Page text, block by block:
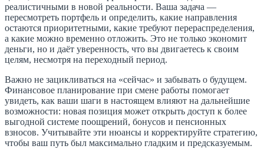
реалистичными в новой реальности. Ваша задача —
пересмотреть портфель и определить, какие направления
остаются приоритетными, какие требуют перераспределения,
а какие можно временно отложить. Это не только экономит
деньги, но и даёт уверенность, что вы двигаетесь к своим
целям, несмотря на переходный период.
Важно не зацикливаться на «сейчас» и забывать о будущем.
Финансовое планирование при смене работы помогает
увидеть, как ваши шаги в настоящем влияют на дальнейшие
возможности: новая позиция может открыть доступ к более
выгодной системе поощрений, бонусов и пенсионных
взносов. Учитывайте эти нюансы и корректируйте стратегию,
чтобы ваш путь был максимально гладким и предсказуемым.